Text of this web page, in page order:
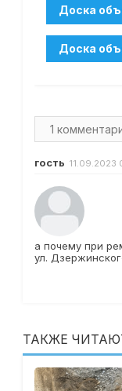
гость 11.09.2023
а почему при
ул.
ТАКЖЕ